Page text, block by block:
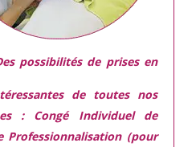
possibilités de prises en
de toutes nos
:Congé Individuel de
Professionnalisation (pour